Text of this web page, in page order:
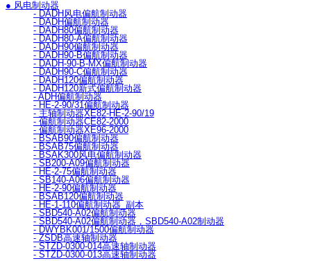
● 风电制动器
- DADH风电偏航制动器
- DADH偏航制动器
- DADH80偏航制动器
- DADH80-A偏航制动器
- DADH90偏航制动器
- DADH90-B偏航制动器
- DADH-90-B-MX偏航制动器
- DADH90-C偏航制动器
- DADH120偏航制动器
- DADH120新式偏航制动器
- ADH偏航制动器
- HE-2-90/31偏航制动器
- 主轴制动器XE82-HE-2-90/19
- 偏航制动器CE82-2000
- 偏航制动器XE96-2000
- BSAB90偏航制动器
- BSAB75偏航制动器
- BSAK300风电偏航制动器
- SB200-A09偏航制动器
- HE-2-75偏航制动器
- SB140-A06偏航制动器
- HE-2-90偏航制动器
- BSAB120偏航制动器
- HE-1-110偏航制动器_副本
- SBD540-A02偏航制动器
- SBD540-A02偏航制动器，SBD540-A02制动器
- DWYBK001/1500偏航制动器
- ZSDB高速轴制动器
- STZD-0300-014高速轴制动器
- STZD-0300-013高速轴制动器